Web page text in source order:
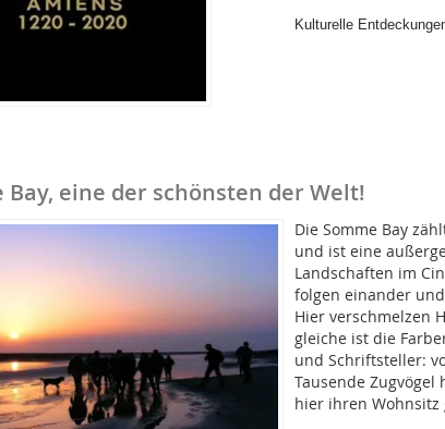
Kulturelle
Bay, eine der schönsten der Welt!
Die Somme Bay
und ist eine
Landschaften im
folgen einander
Hier verschmelzen
gleiche ist die
und Schriftsteller:
Tausende
hier ihren Wohnsitz